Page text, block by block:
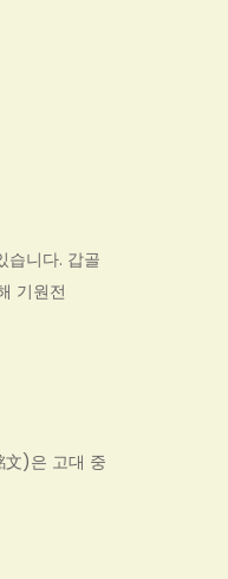
습니다. 갑골
기원전
文)은 고대 중